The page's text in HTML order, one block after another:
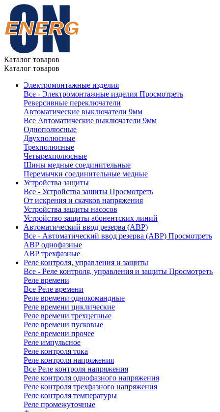
Каталог товаров
Каталог товаров
Электромонтажные изделия
Все - Электромонтажные изделия Просмотреть
Реверсивные переключатели
Автоматические выключатели 9мм
Все Автоматические выключатели 9мм
Однополюсные
Двухполюсные
Трехполюсные
Четырехполюсные
Шины медные соединительные
Перемычки соединительные медные
Устройства защиты
Все - Устройства защиты Просмотреть
От искрения и скачков напряжения
Устройства защиты насосов
Устройство защиты абонентских линий
Автоматический ввод резерва (АВР)
Все - Автоматический ввод резерва (АВР) Просмотреть
АВР однофазные
АВР трехфазные
Реле контроля, управления и защиты
Все - Реле контроля, управления и защиты Просмотреть
Реле времени
Все Реле времени
Реле времени однокомандные
Реле времени циклические
Реле времени трехцепные
Реле времени пусковые
Реле времени прочее
Реле импульсное
Реле контроля тока
Реле контроля напряжения
Все Реле контроля напряжения
Реле контроля однофазного напряжения
Реле контроля трехфазного напряжения
Реле контроля температуры
Реле промежуточные